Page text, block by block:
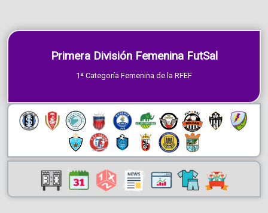
Primera División Femenina FutSal
1ª Categoría Femenina de la RFEF